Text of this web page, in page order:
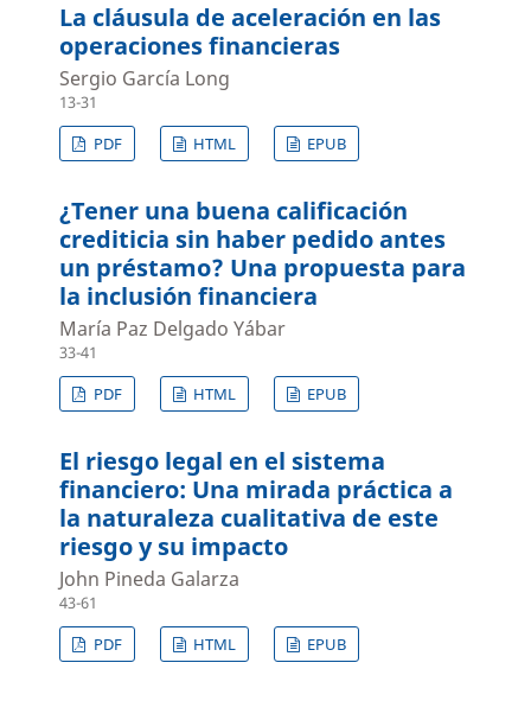
La cláusula de aceleración en las
operaciones financieras
Sergio García Long
13-31
PDF
HTML EPUB
¿Tener una buena calificación
crediticia sin haber pedido antes
un préstamo? Una propuesta para
la inclusión financiera
María Paz Delgado Yábar
33-41
PDF
HTML EPUB
El riesgo legal en el sistema
financiero: Una mirada práctica a
la naturaleza cualitativa de este
riesgo y su impacto
John Pineda Galarza
43-61
PDF
HTML EPUB